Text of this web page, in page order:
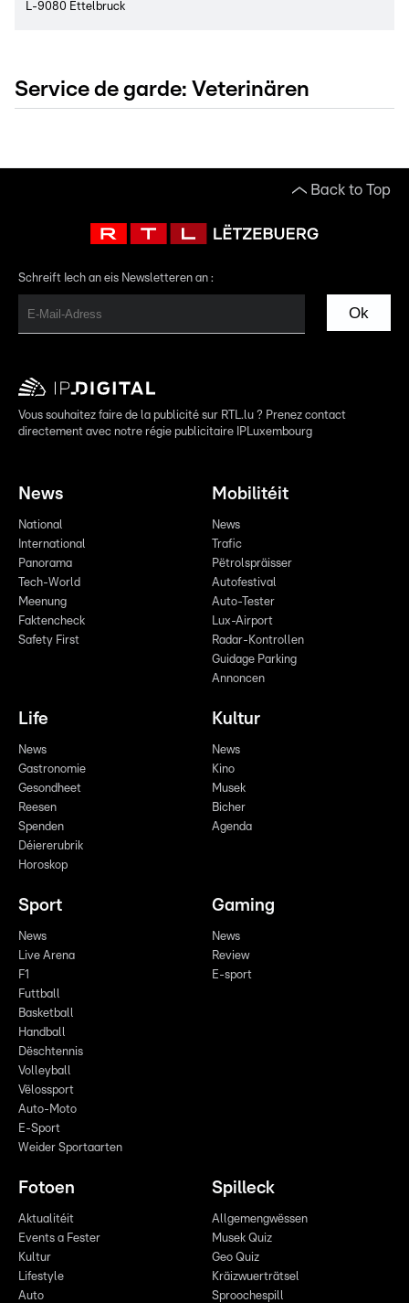
L-9080 Ettelbruck
Service de garde: Veterinären
Back to Top
Schreift Iech an eis Newsletteren an :
Ok
Vous souhaitez faire de la publicité sur RTL.lu ? Prenez contact
directement avec notre régie publicitaire IPLuxembourg
News
National
International
Panorama
Tech-World
Meenung
Faktencheck
Safety First
Mobilitéit
News
Trafic
Pëtrolspräisser
Autofestival
Auto-Tester
Lux-Airport
Radar-Kontrollen
Guidage Parking
Annoncen
Life
News
Gastronomie
Gesondheet
Reesen
Spenden
Déiererubrik
Horoskop
Kultur
News
Kino
Musek
Bicher
Agenda
Sport
News
Live Arena
F1
Futtball
Basketball
Handball
Dëschtennis
Volleyball
Vëlossport
Auto-Moto
E-Sport
Weider Sportaarten
Gaming
News
Review
E-sport
Fotoen
Aktualitéit
Events a Fester
Kultur
Lifestyle
Auto
Spilleck
Allgemengwëssen
Musek Quiz
Geo Quiz
Kräizwuerträtsel
Sproochespill